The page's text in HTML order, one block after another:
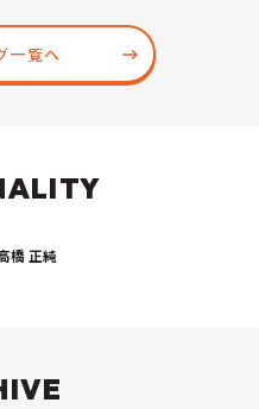
一覧へ
橋 正純